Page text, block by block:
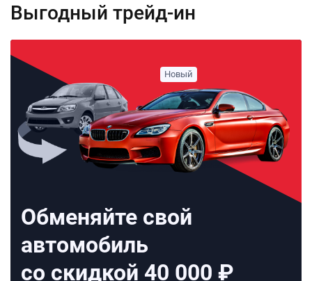
Выгодный трейд-ин
Обменяйте свой
автомобиль
со скидкой 40 000 ₽